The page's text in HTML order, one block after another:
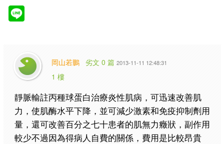
岡山若鵬 劣文 0 篇 2013-11-11 12:48:31
1 樓
靜脈輸註丙種球蛋白治療炎性肌病，可迅速改善肌
力，使肌酶水平下降，並可減少激素和免疫抑制劑用
量，還可改善百分之七十患者的肌無力癥狀，副作用
較少不過因為得病人自費的關係，費用是比較昂貴